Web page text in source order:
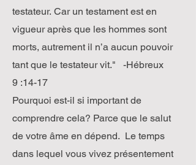
testateur. Car un testament est en
vigueur après que les hommes sont
morts, autrement il n’a aucun pouvoir
tant que le testateur vit." -Hébreux
9 :14-17
Pourquoi est-il si important de
comprendre cela? Parce que le salut
de votre âme en dépend. Le temps
dans lequel vous vivez présentement